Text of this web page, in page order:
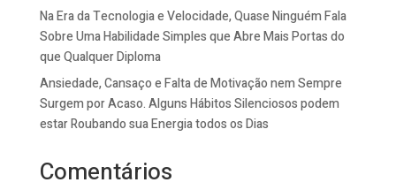
Na Era da Tecnologia e Velocidade, Quase Ninguém Fala
Sobre Uma Habilidade Simples que Abre Mais Portas do
que Qualquer Diploma
Ansiedade, Cansaço e Falta de Motivação nem Sempre
Surgem por Acaso. Alguns Hábitos Silenciosos podem
estar Roubando sua Energia todos os Dias
Comentários